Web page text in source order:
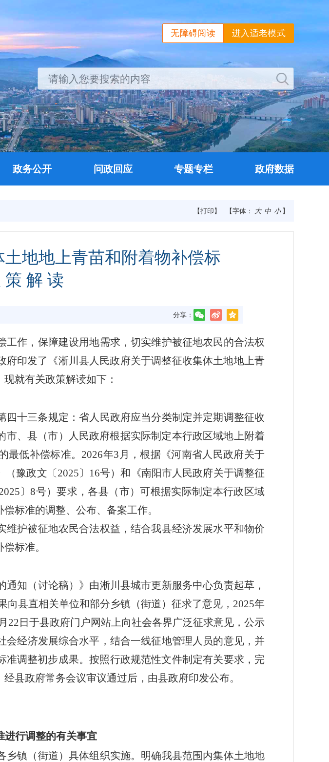
进入适老模式
无障碍阅读
政务公开 问政回应 专题专栏 政府数据
【打印】 【字体： 大 中 小 】
土地地上青苗和附着物补偿标
策 解 读
分享：
工作，保障建设用地需求，切实维护被征地农民的合法权
府印发了《淅川县人民政府关于调整征收集体土地地上青
就有关政策解读如下：
四十三条规定：省人民政府应当分类制定并定期调整征收
、县（市）人民政府根据实际制定本行政区域地上附着
最低补偿标准。 2026年3 月，根据《河南省人民政府关于
（豫政文〔2025〕16号）和
《南阳市人民政府关于调整征
25〕8号）要求，各县 （市）可根据实际制定本行政区域
标准的调整、公布、备案工作。
维护被征地农民合法权益，结合我县经济发展水平和物价
标准。
通知（讨论稿）》由淅川县城市更新服务中心负责起草，
向县直相关单位和部分乡镇（街道） 征求了意见， 2025年
22日于县政府门户网站上向社会各界广泛征求意 见，公示
会经济发展综合水平， 结合一线征地管理人员的意见，并
准调整初步成果。按照行政规范性文件制定有关要求，完
经县政府常务会议审议通过后，由县政府印发公布。
进行调整的有关事宜
乡镇 （街道）具体组织实施。 明确我县范围内集体土地地